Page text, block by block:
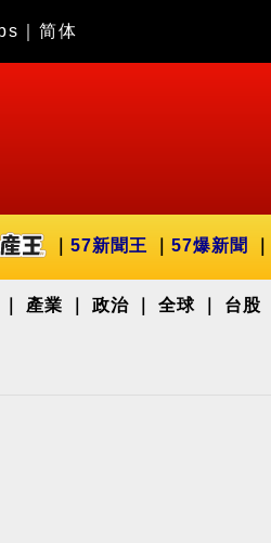
简体
57新聞王 57爆新聞
產業 政治 全球 台股